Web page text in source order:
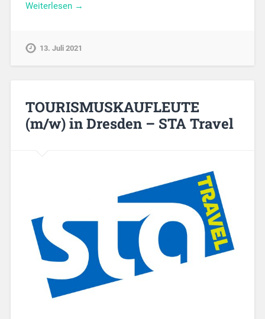
Weiterlesen →
13. Juli 2021
TOURISMUSKAUFLEUTE
(m/w) in Dresden – STA Travel